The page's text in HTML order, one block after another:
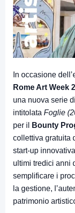
In occasione
Rome Art Week
una nuova serie di
intitolata Foglie
per il
Bounty
collettiva gratuita
start-up
ultimi tredici anni
semplificare i
la gestione,
patrimonio